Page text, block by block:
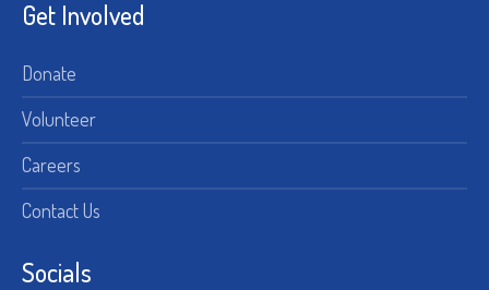
Get Involved
Donate
Volunteer
Careers
Contact Us
Socials